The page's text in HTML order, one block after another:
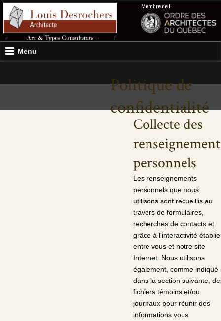
Membre de l'
Menu
Politique de
confidentialité
Collecte des
personnels
Les renseignements
personnels que nous
utilisons sont recueillis au
travers de formulaires,
recherches de contacts et
grâce à l'interactivité établie
entre vous et notre site
Internet. Nous utilisons
également, comme indiqué
dans la section suivante,
fichiers témoins et/ou
journaux pour réunir des
informations vous